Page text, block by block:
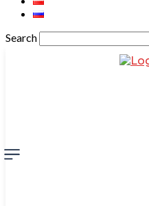
Search